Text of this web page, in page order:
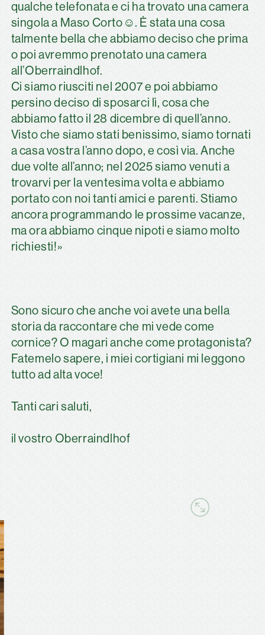
qualche telefonata e ci ha trovato una camera
singola a Maso Corto☺️. È stata una cosa
talmente bella che abbiamo deciso che prima
o poi avremmo prenotato una camera
all’Oberraindlhof.
Ci siamo riusciti nel 2007 e poi abbiamo
persino deciso di sposarci lì, cosa che
abbiamo fatto il 28 dicembre di quell’anno.
Visto che siamo stati benissimo, siamo tornati
a casa vostra l’anno dopo, e così via. Anche
due volte all’anno; nel 2025 siamo venuti a
trovarvi per la ventesima volta e abbiamo
portato con noi tanti amici e parenti. Stiamo
ancora programmando le prossime vacanze,
ma ora abbiamo cinque nipoti e siamo molto
richiesti!»
Sono sicuro che anche voi avete una bella
storia da raccontare che mi vede come
cornice? O magari anche come protagonista?
Fatemelo sapere, i miei cortigiani mi leggono
tutto ad alta voce!
Tanti cari saluti,
il vostro Oberraindlhof